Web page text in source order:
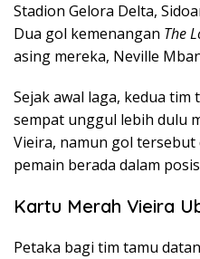
Stadion Gelora Delta,
Dua gol kemenangan The
asing mereka, Neville
Sejak awal laga, kedua
sempat unggul lebih dulu
Vieira, namun gol
pemain berada dalam
Kartu Merah Vieira
Petaka bagi tim tamu